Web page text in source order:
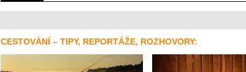
CESTOVÁNÍ – TIPY, REPORTÁŽE, ROZHOVORY: